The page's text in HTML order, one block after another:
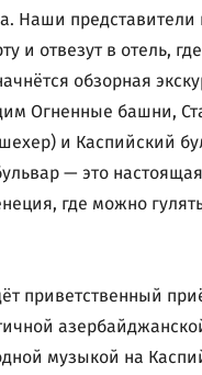
Наши представители
и отвезут в отель,
обзорная
Огненные башни,
и Каспийский
— это настоящая
где можно
приветственный
музыкой на